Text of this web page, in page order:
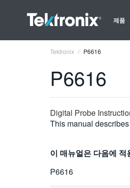
제품
Tektronix P6616
P6616
Digital Probe
This manual
이 매뉴얼은 다음에 적
P6616